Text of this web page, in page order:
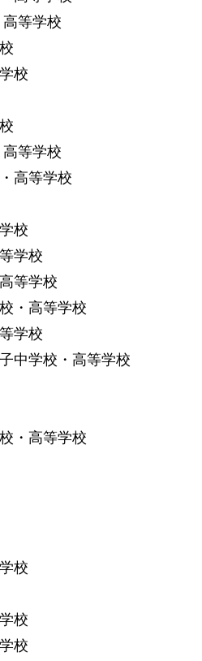
等学校
校
等学校
高等学校
校
学校
等学校
・高等学校
学校
中学校・高等学校
・高等学校
校
校
校